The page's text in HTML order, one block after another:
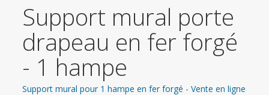
Support mural porte
drapeau en fer forgé
- 1 hampe
Support mural pour 1 hampe en fer forgé - Vente en ligne